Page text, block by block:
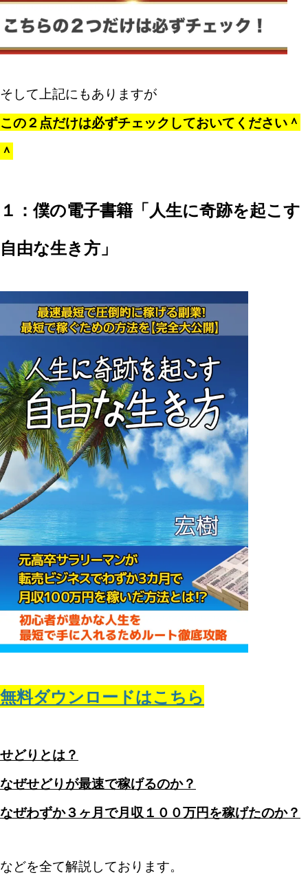
そして上記にもありますが
この２点だけは必ずチェックしておいてください＾
＾
１：僕の電子書籍「人生に奇跡を起こす
自由な生き方」
無料ダウンロードはこちら
せどりとは？
なぜせどりが最速で稼げるのか？
なぜわずか３ヶ月で月収１００万円を稼げたのか？
などを全て解説しております。